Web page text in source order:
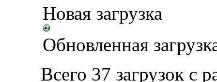
Новая загрузка
Обновленная
Всего 37 загрузок с